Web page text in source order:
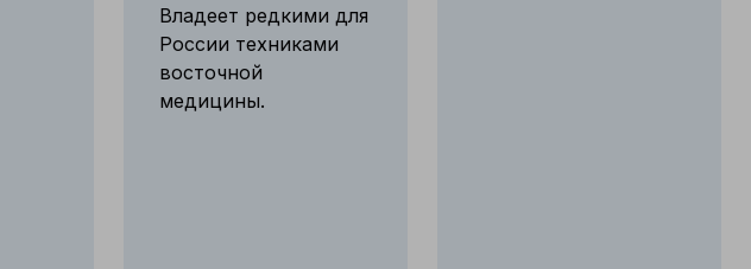
Владеет редкими для
России техниками
восточной
медицины.